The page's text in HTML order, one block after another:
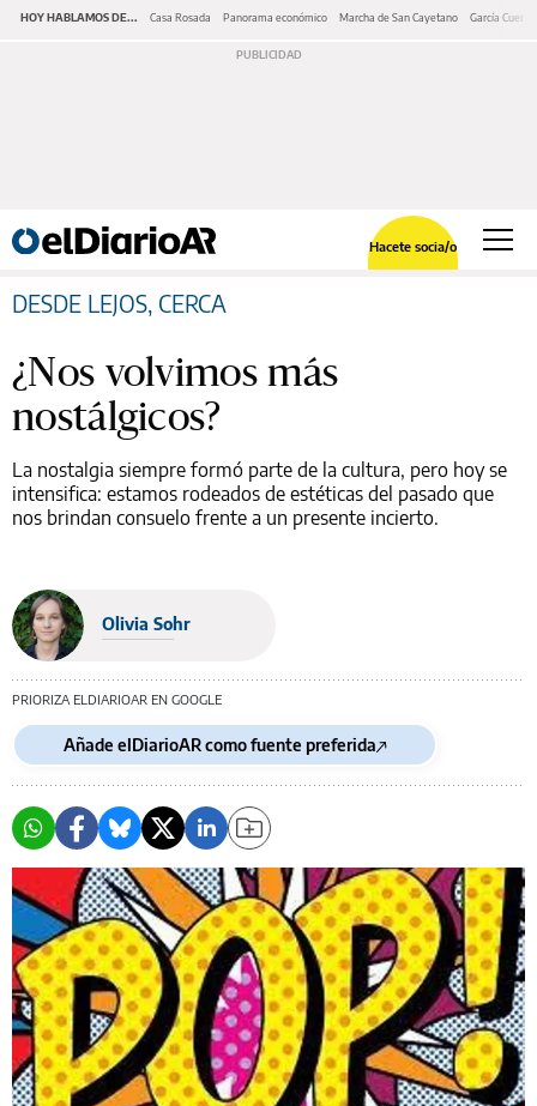
HOY HABLAMOS DE... Casa Rosada Panorama económico Marcha de San Cayetano García Cuerva
Hacete socia/o
DESDE LEJOS, CERCA
¿Nos volvimos más
nostálgicos?
La nostalgia siempre formó parte de la cultura, pero hoy se
intensifica: estamos rodeados de estéticas del pasado que
nos brindan consuelo frente a un presente incierto.
Olivia Sohr
PRIORIZA ELDIARIOAR EN GOOGLE
Añade elDiarioAR como fuente preferida